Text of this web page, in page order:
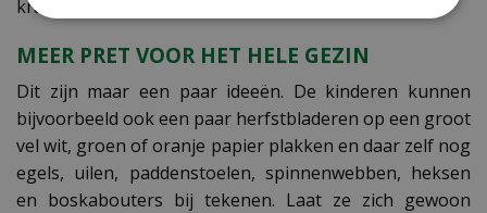
kraaloogjes op de kop tekenen.
MEER PRET VOOR HET HELE GEZIN
Dit zijn maar een paar ideeën. De kinderen kunnen
bijvoorbeeld ook een paar herfstbladeren op een groot
vel wit, groen of oranje papier plakken en daar zelf nog
egels, uilen, paddenstoelen, spinnenwebben, heksen
en boskabouters bij tekenen. Laat ze zich gewoon